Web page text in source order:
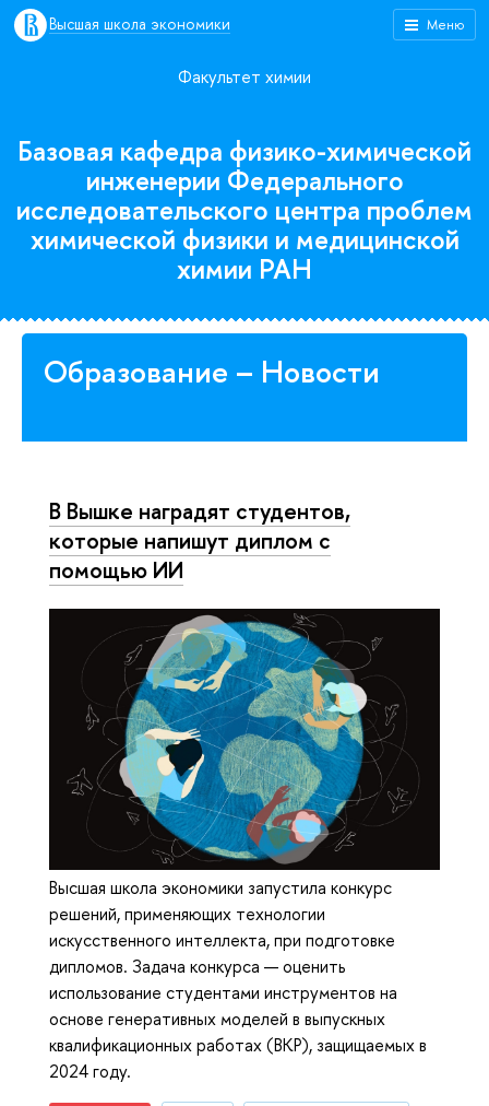
Меню
Высшая школа экономики
Факультет химии
Базовая кафедра физико-химической
инженерии Федерального
исследовательского центра проблем
химической физики и медицинской
химии РАН
Образование – Новости
В Вышке наградят студентов,
которые напишут диплом с
помощью ИИ
Высшая школа экономики запустила конкурс
решений, применяющих технологии
искусственного интеллекта, при подготовке
дипломов. Задача конкурса — оценить
использование студентами инструментов на
основе генеративных моделей в выпускных
квалификационных работах (ВКР), защищаемых в
2024 году.